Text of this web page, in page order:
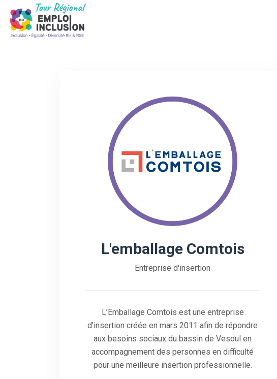
L'emballage Comtois
Entreprise d'insertion
L’Emballage Comtois est une entreprise
d’insertion créée en mars 2011 afin de répondre
aux besoins sociaux du bassin de Vesoul en
accompagnement des personnes en difficulté
pour une meilleure insertion professionnelle.